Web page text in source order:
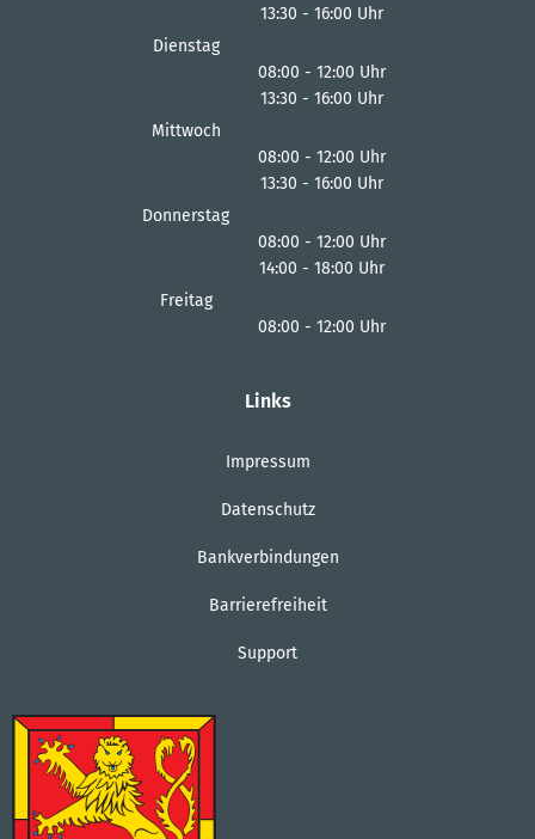
Von 08:00 bis 12:00 Uhr
13:30 - 16:00 Uhr
Dienstag
08:00 - 12:00 Uhr
Von 08:00 bis 12:00 Uhr
13:30 - 16:00 Uhr
Mittwoch
08:00 - 12:00 Uhr
Von 08:00 bis 12:00 Uhr
13:30 - 16:00 Uhr
Donnerstag
08:00 - 12:00 Uhr
Von 08:00 bis 12:00 Uhr
14:00 - 18:00 Uhr
Freitag
08:00 - 12:00 Uhr
Links
Impressum
Datenschutz
Bankverbindungen
Barrierefreiheit
Support